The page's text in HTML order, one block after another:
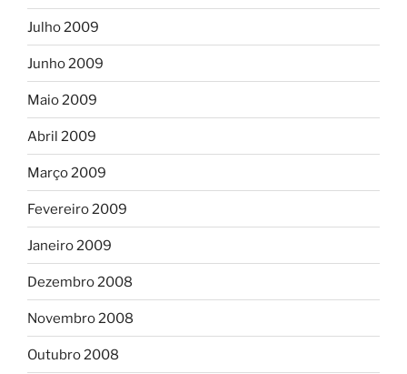
Julho 2009
Junho 2009
Maio 2009
Abril 2009
Março 2009
Fevereiro 2009
Janeiro 2009
Dezembro 2008
Novembro 2008
Outubro 2008